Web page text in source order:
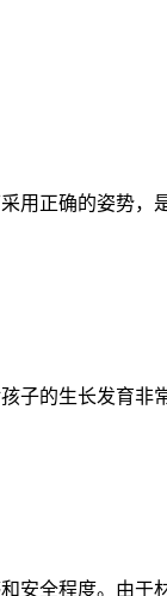
用正确的姿势，
子的生长发育非
安全程度。由于